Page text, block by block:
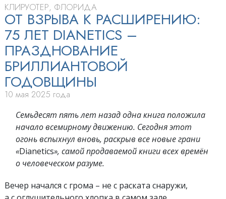
КЛИРУОТЕР, ФЛОРИДА
ОТ ВЗРЫВА К РАСШИРЕНИЮ:
75 ЛЕТ DIANETICS –
ПРАЗДНОВАНИЕ
БРИЛЛИАНТОВОЙ
ГОДОВЩИНЫ
10 мая 2025 года
Семьдесят пять лет назад одна книга положила
начало всемирному движению. Сегодня этот
огонь вспыхнул вновь, раскрыв все новые грани
«Dianetics», самой продаваемой книги всех времён
о человеческом разуме.
Вечер начался с грома – не с раската снаружи,